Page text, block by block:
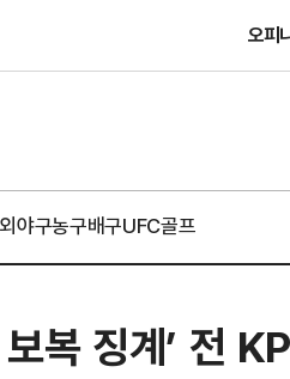
오피
야구농구배구UFC골프
보복 징계’ 전